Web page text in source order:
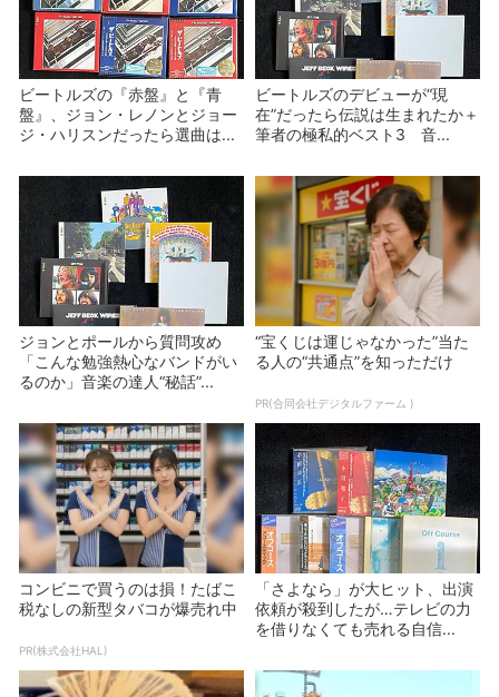
ビートルズの『赤盤』と『青
盤』、ジョン・レノンとジョー
ジ・ハリスンだったら選曲は...
ビートルズのデビューが“現
在”だったら伝説は生まれたか＋
筆者の極私的ベスト3 音...
ジョンとポールから質問攻め
「こんな勉強熱心なバンドがい
るのか」音楽の達人“秘話”...
“宝くじは運じゃなかった”当た
る人の“共通点”を知っただけ
PR(合同会社デジタルファーム )
コンビニで買うのは損！たばこ
税なしの新型タバコが爆売れ中
PR(株式会社HAL)
「さよなら」が大ヒット、出演
依頼が殺到したが…テレビの力
を借りなくても売れる自信...